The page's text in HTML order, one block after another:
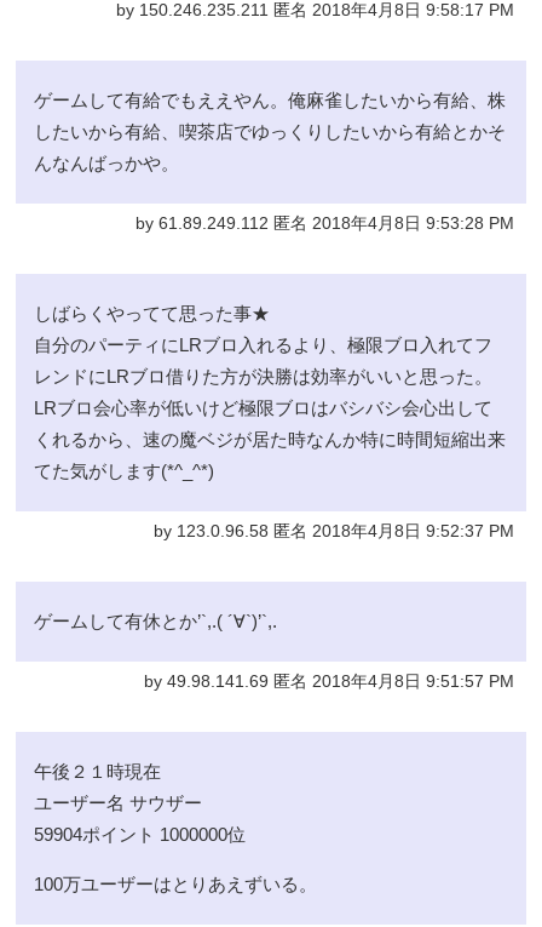
by 150.246.235.211 匿名 2018年4月8日 9:58:17 PM
ゲームして有給でもええやん。俺麻雀したいから有給、株
したいから有給、喫茶店でゆっくりしたいから有給とかそ
んなんばっかや。
by 61.89.249.112 匿名 2018年4月8日 9:53:28 PM
しばらくやってて思った事★
自分のパーティにLRブロ入れるより、極限ブロ入れてフ
レンドにLRブロ借りた方が決勝は効率がいいと思った。
LRブロ会心率が低いけど極限ブロはバシバシ会心出して
くれるから、速の魔ベジが居た時なんか特に時間短縮出来
てた気がします(*^_^*)
by 123.0.96.58 匿名 2018年4月8日 9:52:37 PM
ゲームして有休とか’`,.( ´∀`)’`,.
by 49.98.141.69 匿名 2018年4月8日 9:51:57 PM
午後２１時現在
ユーザー名 サウザー
59904ポイント 1000000位
100万ユーザーはとりあえずいる。